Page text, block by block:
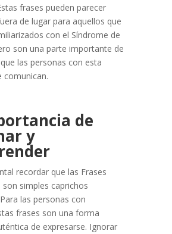
frases pueden parecer
de lugar para aquellos que
con el Síndrome de
son una parte importante de
las personas con esta
comunican.
de
y
recordar que las Frases
simples caprichos
las personas con
frases son una forma
de expresarse. Ignorar